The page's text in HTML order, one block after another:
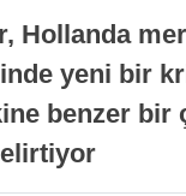
Hollanda
yeni bir
benzer bir